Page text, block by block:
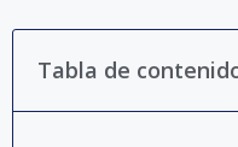
Tabla de